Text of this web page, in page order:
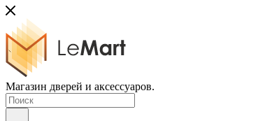
Магазин дверей и аксессуаров.